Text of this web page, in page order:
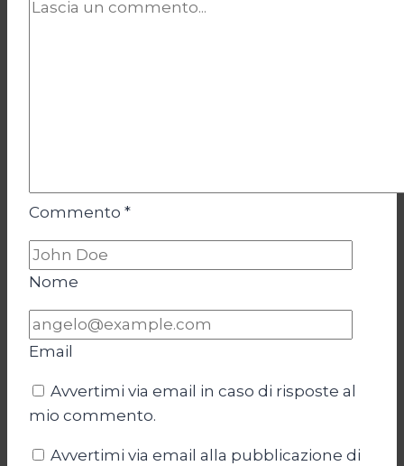
Commento *
Nome
Email
Avvertimi via email in caso di risposte al
mio commento.
Avvertimi via email alla pubblicazione di